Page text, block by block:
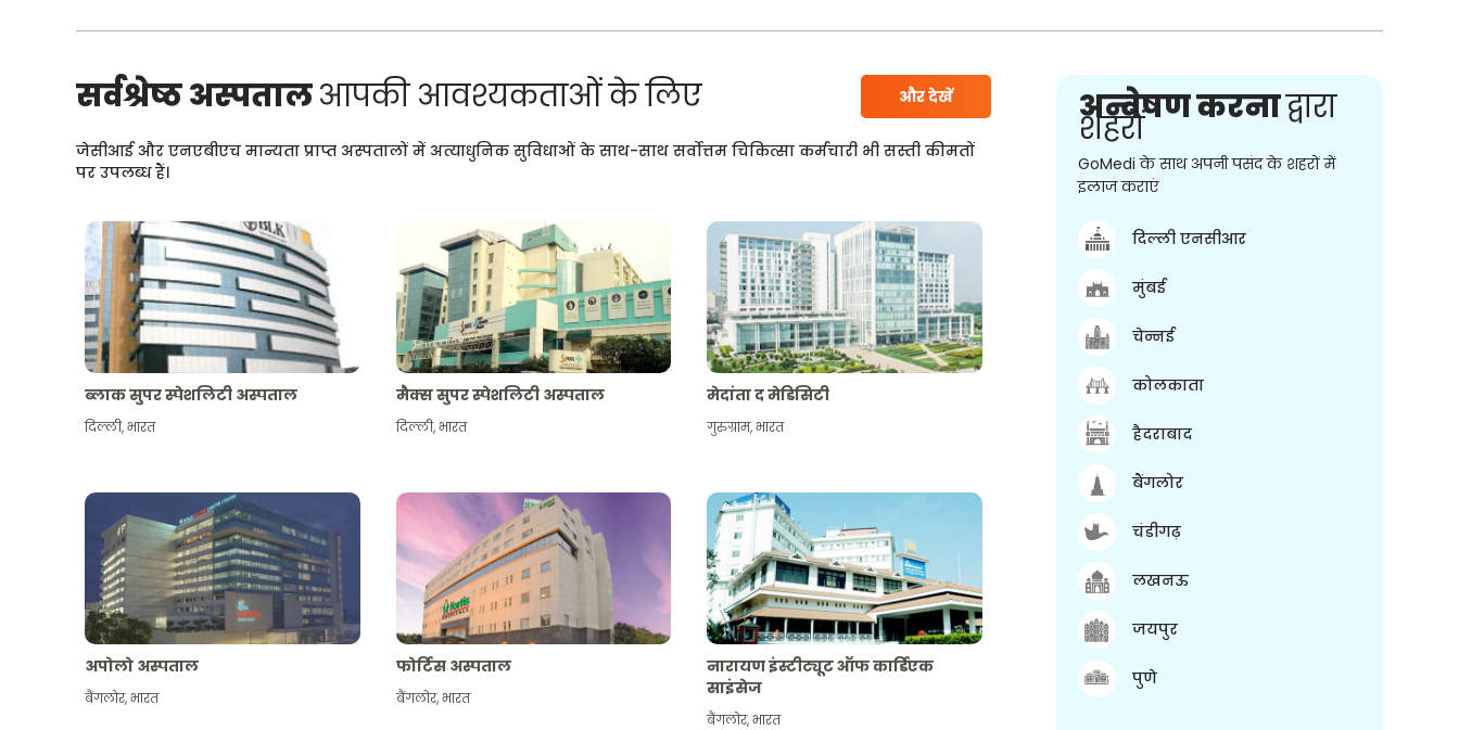
सर्वश्रेष्ठ अस्पतालआपकी आवश्यकताओं के लिए और देखें
जेसीआई और एनएबीएच मान्यता प्राप्त अस्पतालों में अत्याधुनिक सुविधाओं के साथ-साथ सर्वोत्तम चिकित्सा कर्मचारी भी सस्ती कीमतों
पर उपलब्ध हैं।
ब्लाक सुपर स्पेशलिटी अस्पताल
दिल्ली,भारत
मैक्स सुपर स्पेशलिटी अस्पताल
दिल्ली,भारत
मेदांता द मेडिसिटी
गुरुग्राम,भारत
अपोलो अस्पताल
बैंगलोर,भारत
फोर्टिस अस्पताल
बैंगलोर,भारत
नारायण इंस्टीट्यूट ऑफ कार्डिएक
साइंसेज
बैंगलोर,भारत
अन्वेषण करनाद्वारा
शहरों
GoMedi के साथ अपनी पसंद के शहरों में
इलाज कराएं
दिल्ली एनसीआर
मुंबई
चेन्नई
कोलकाता
हैदराबाद
बैंगलोर
चंडीगढ़
लखनऊ
जयपुर
पुणे